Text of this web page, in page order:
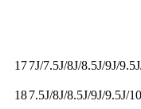
177J/7.5J/8J/8.5J/9J/
187.5J/8J/8.5J/9J/9.5J/